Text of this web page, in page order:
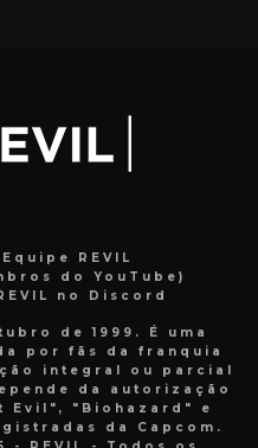
Equipe REVIL
do YouTube)
no Discord
de 1999. É uma
por fãs da franquia
integral ou parcial
da autorização
Evil", "Biohazard" e
da Capcom.